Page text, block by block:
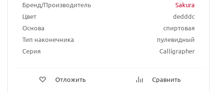
Бренд/Производитель
Sakura
Цвет
dedddc
Основа
спиртовая
Тип наконечника
пулевидный
Серия
Calligrapher
Отложить Сравнить